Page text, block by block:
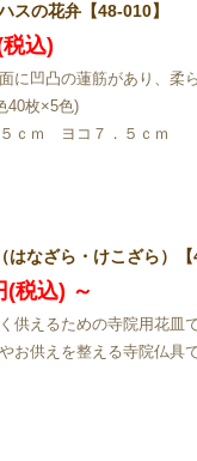
スの花弁【48-010】
込)
に凹凸の蓮筋があり、柔
40枚×5色)
ｃｍ ヨコ７．５ｃｍ
はなざら・けこざら）【
(税込) ～
供えるための寺院用花皿
お供えを整える寺院仏具で